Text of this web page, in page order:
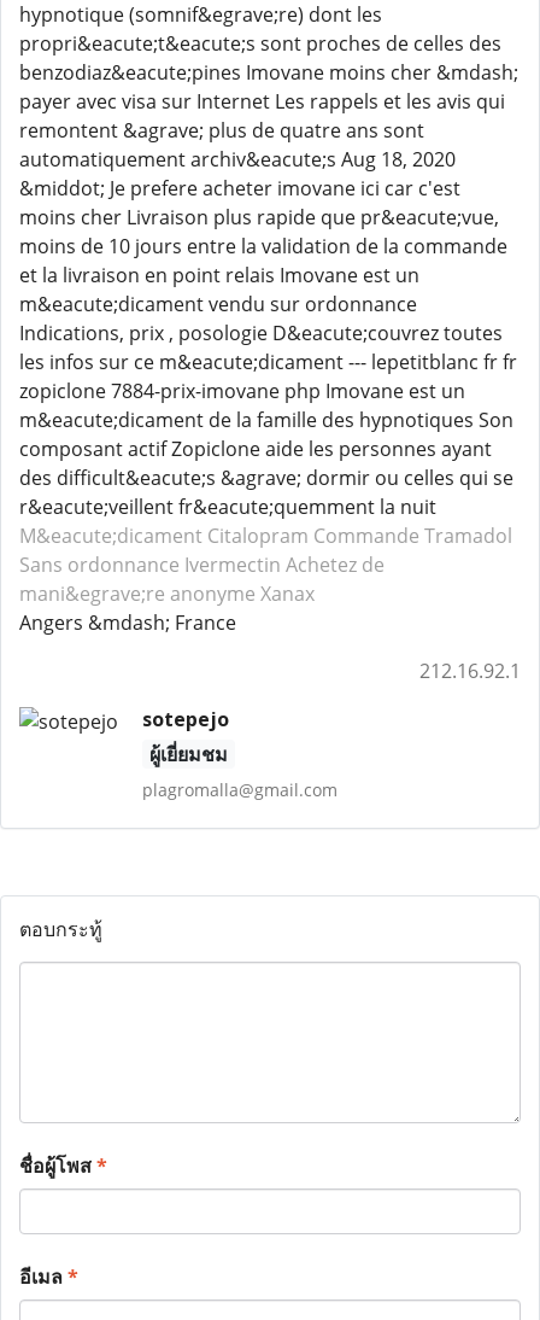
hypnotique (somnif&egrave;re) dont les
propri&eacute;t&eacute;s sont proches de celles des
benzodiaz&eacute;pines Imovane moins cher &mdash;
payer avec visa sur Internet Les rappels et les avis qui
remontent &agrave; plus de quatre ans sont
automatiquement archiv&eacute;s Aug 18, 2020
&middot; Je prefere acheter imovane ici car c'est
moins cher Livraison plus rapide que pr&eacute;vue,
moins de 10 jours entre la validation de la commande
et la livraison en point relais Imovane est un
m&eacute;dicament vendu sur ordonnance
Indications, prix , posologie D&eacute;couvrez toutes
les infos sur ce m&eacute;dicament --- lepetitblanc fr fr
zopiclone 7884-prix-imovane php Imovane est un
m&eacute;dicament de la famille des hypnotiques Son
composant actif Zopiclone aide les personnes ayant
des difficult&eacute;s &agrave; dormir ou celles qui se
r&eacute;veillent fr&eacute;quemment la nuit
M&eacute;dicament Citalopram Commande Tramadol
Sans ordonnance Ivermectin Achetez de
mani&egrave;re anonyme Xanax
Angers &mdash; France
212.16.92.1
sotepejo
ผู้เยี่ยมชม
plagromalla@gmail.com
ตอบกระทู้
ชื่อผู้โพส*
อีเมล*